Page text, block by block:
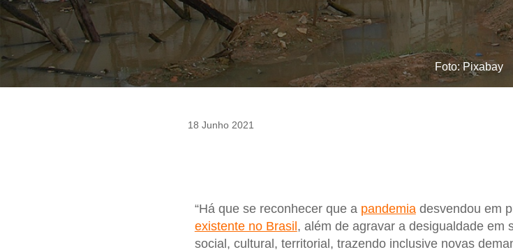
Foto: Pixabay
18 Junho 2021
“Há que se reconhecer que a pandemiadesvendou em
existente no Brasil , além de agravar a desigualdade em
social, cultural, territorial, trazendo inclusive novas